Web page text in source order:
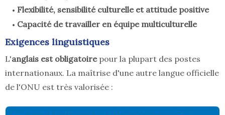
Flexibilité, sensibilité culturelle et attitude positive
Capacité de travailler en équipe multiculturelle
Exigences linguistiques
L'anglais est obligatoirepour la plupart des postes
internationaux. La maîtrise d'une autre langue officielle
de l'ONU est très valorisée :